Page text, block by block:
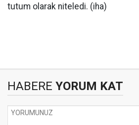
tutum olarak niteledi. (iha)
HABERE YORUM KAT